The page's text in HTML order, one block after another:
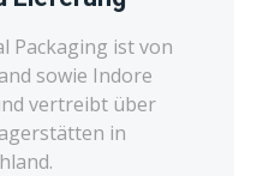
Packaging ist von
sowie Indore
vertreibt über
in